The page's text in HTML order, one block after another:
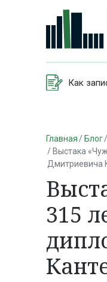
Как
Главная Блог
Выстака
Дмитриевича
315